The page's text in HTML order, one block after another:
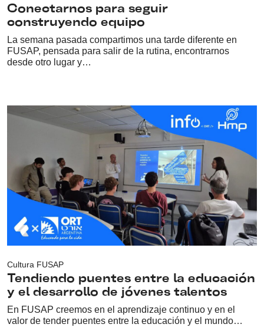
Conectarnos para seguir
construyendo equipo
La semana pasada compartimos una tarde diferente en
FUSAP, pensada para salir de la rutina, encontrarnos
desde otro lugar y…
Cultura FUSAP
Tendiendo puentes entre la educación
y el desarrollo de jóvenes talentos
En FUSAP creemos en el aprendizaje continuo y en el
valor de tender puentes entre la educación y el mundo…